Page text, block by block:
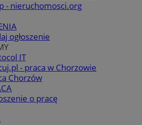
- nieruchomosci.org
ogłoszenie
IT
- praca w Chorzowie
Chorzów
o pracę